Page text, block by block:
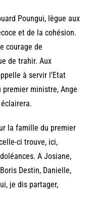
Poungui, lègue aux
et de la cohésion.
courage de
de trahir. Aux
à servir l’Etat
premier ministre, Ange
la famille du premier
ci trouve, ici,
A Josiane,
Destin, Danielle,
je dis partager,